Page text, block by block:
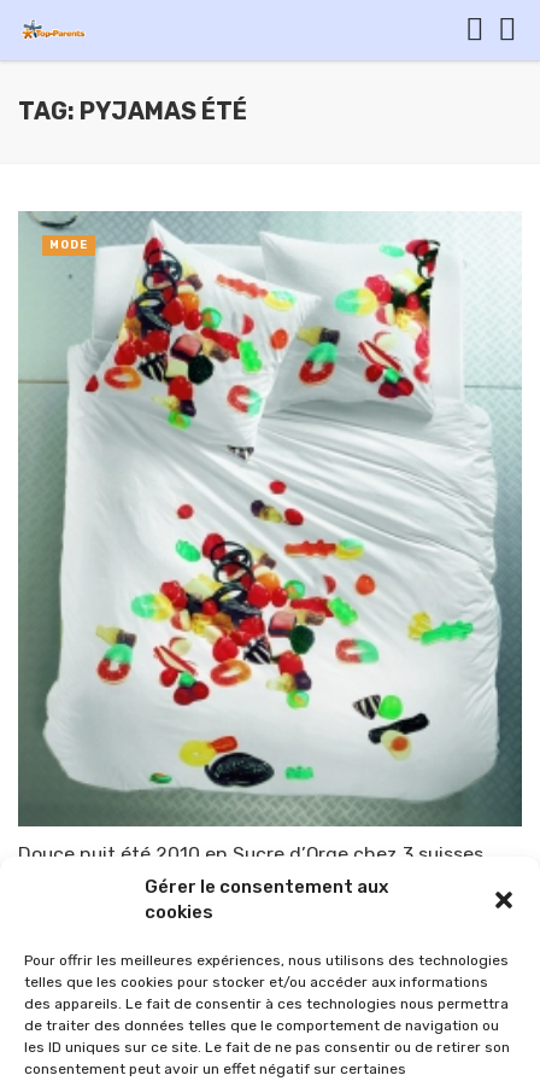
Gérer le consentement aux
cookies
Pour offrir les meilleures expériences, nous utilisons des technologies
telles que les cookies pour stocker et/ou accéder aux informations
des appareils. Le fait de consentir à ces technologies nous permettra
de traiter des données telles que le comportement de navigation ou
les ID uniques sur ce site. Le fait de ne pas consentir ou de retirer son
consentement peut avoir un effet négatif sur certaines
TAG: PYJAMAS ÉTÉ
Douce nuit été 2010 en Sucre d’Orge chez 3 suisses
TOP-PARENTS 25 mars 2010
MODE